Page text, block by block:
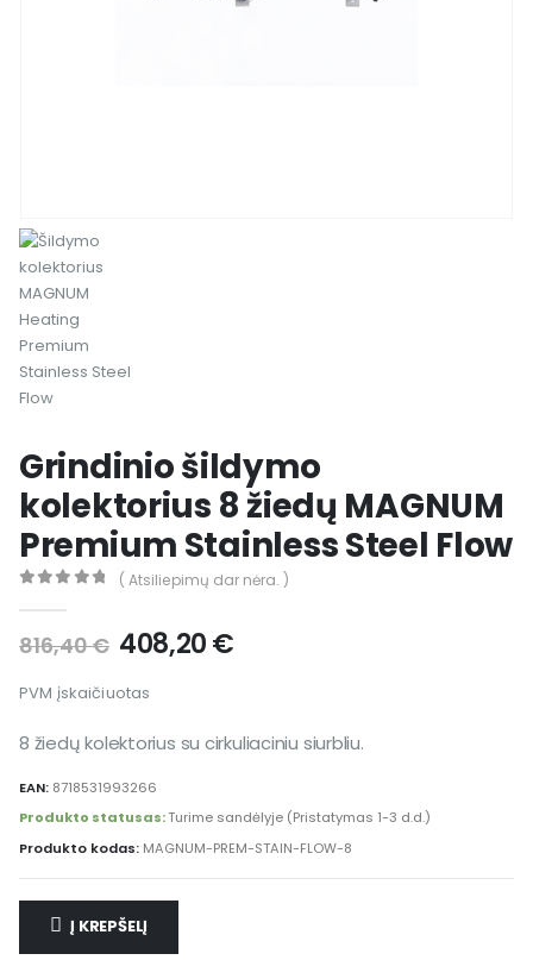
Grindinio šildymo
kolektorius 8 žiedų MAGNUM
Premium Stainless Steel Flow
( Atsiliepimų dar nėra. )
816,40€ 408,20€
PVM įskaičiuotas
8 žiedų kolektorius su cirkuliaciniu siurbliu.
EAN: 8718531993266
Produkto statusas:Turime sandėlyje (Pristatymas 1-3 d.d.)
Produkto kodas: MAGNUM-PREM-STAIN-FLOW-8
Į KREPŠELĮ